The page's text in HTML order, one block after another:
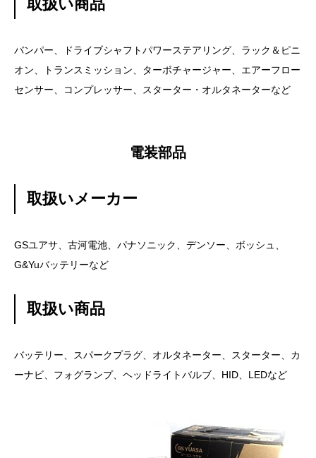
取扱い商品
バンパー、ドライブシャフトパワーステアリング、ラック＆ピニ
オン、トランスミッション、ターボチャージャー、エアーフロー
センサー、コンプレッサー、スターター・オルタネーターなど
電装部品
取扱いメーカー
GSユアサ、古河電池、パナソニック、デンソー、ボッシュ、
G&Yuバッテリーなど
取扱い商品
バッテリー、スパークプラグ、オルタネーター、スターター、カ
ーナビ、フォグランプ、ヘッドライトバルブ、HID、LEDなど